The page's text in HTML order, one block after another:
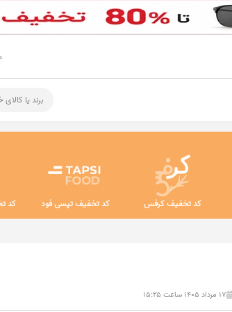
برند یا
کد تخفیف کرفس کد تخفیف تپسی فود کد
۱۷ مرداد ۱۴۰۵ ساعت ۱۵:۲۵